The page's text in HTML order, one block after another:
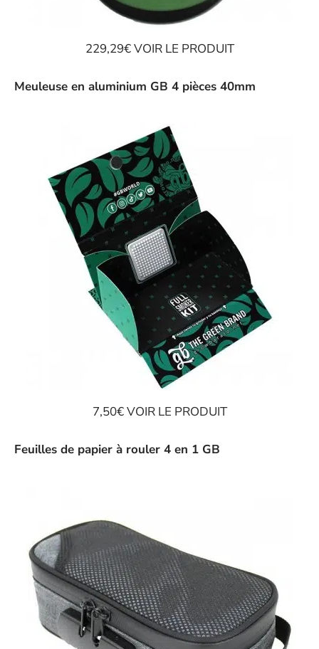
229,29€ VOIR LE PRODUIT
Meuleuse en aluminium GB 4 pièces 40mm
7,50€ VOIR LE PRODUIT
Feuilles de papier à rouler 4 en 1 GB